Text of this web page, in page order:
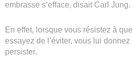
embrasse s’efface, disait Carl Jung.
En effet, lorsque vous résistez à
essayez de l’éviter, vous lui
persister.